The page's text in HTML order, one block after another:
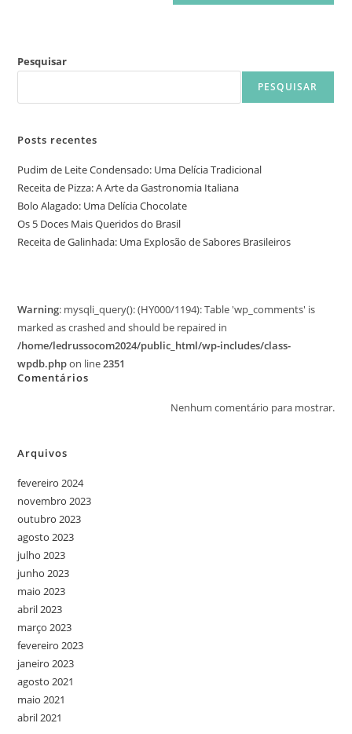
Pesquisar
PESQUISAR
Posts recentes
Pudim de Leite Condensado: Uma Delícia Tradicional
Receita de Pizza: A Arte da Gastronomia Italiana
Bolo Alagado: Uma Delícia Chocolate
Os 5 Doces Mais Queridos do Brasil
Receita de Galinhada: Uma Explosão de Sabores Brasileiros
Warning: mysqli_query(): (HY000/1194): Table 'wp_comments' is
marked as crashed and should be repaired in
/home/ledrussocom2024/public_html/wp-includes/class-
wpdb.phpon line2351
Comentários
Nenhum comentário para mostrar.
Arquivos
fevereiro 2024
novembro 2023
outubro 2023
agosto 2023
julho 2023
junho 2023
maio 2023
abril 2023
março 2023
fevereiro 2023
janeiro 2023
agosto 2021
maio 2021
abril 2021